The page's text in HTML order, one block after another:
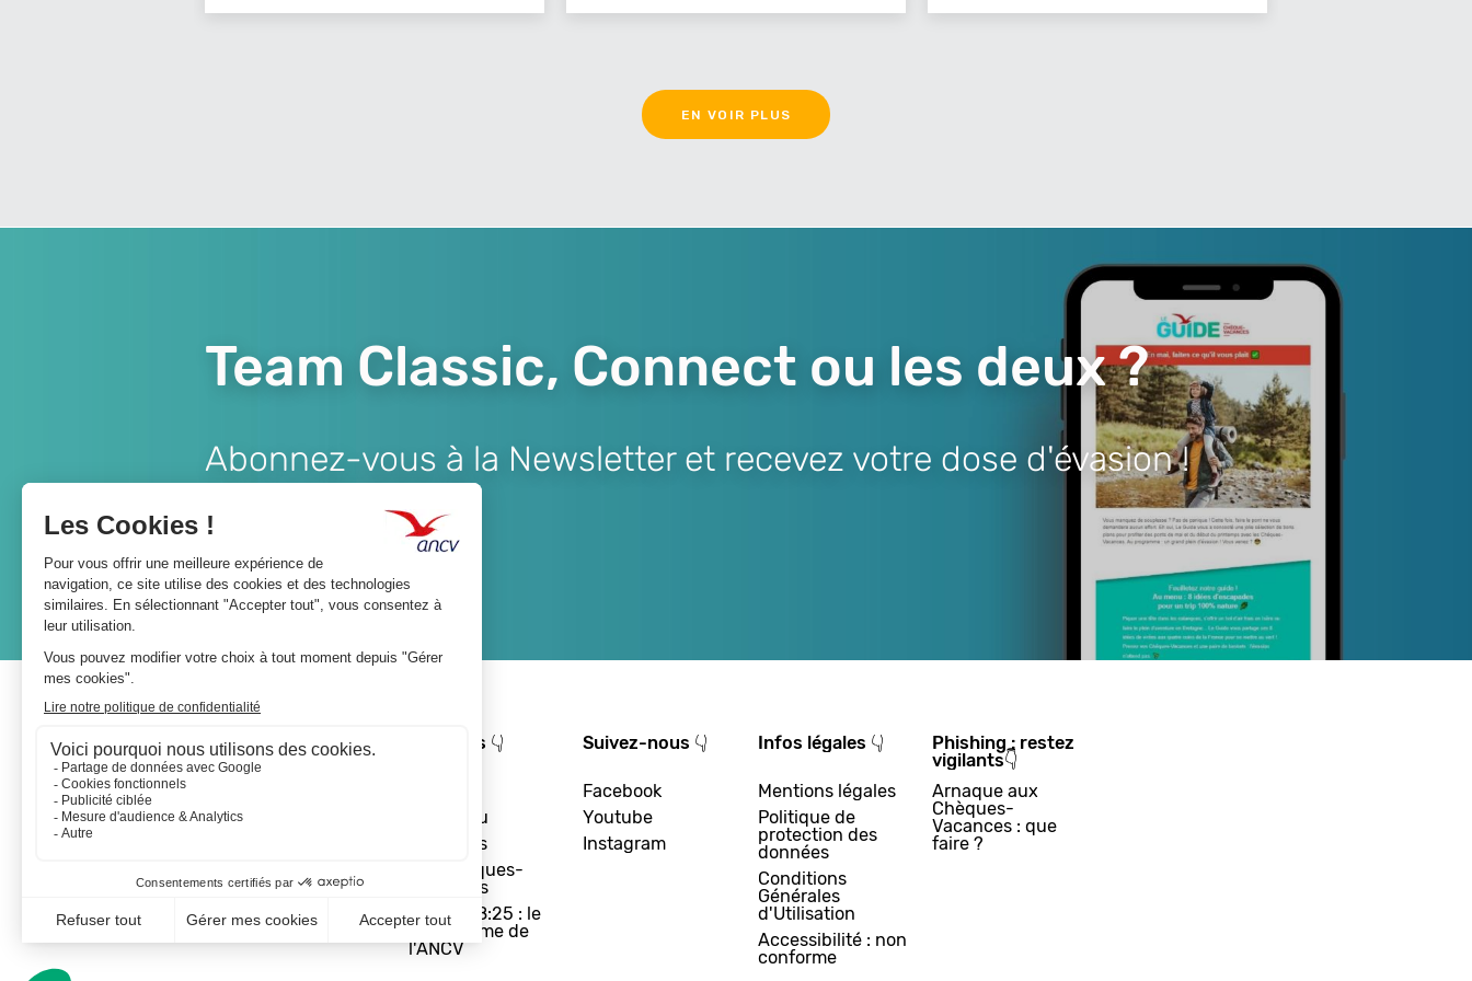
EN VOIR PLUS
Team Classic, Connect ou les deux ?
Abonnez-vous à la Newsletter et recevez votre dose d'évasion !
A propos 👇
Le réseau
Les actus
Les Chèques-
Vacances
Départ 18:25 : le
programme de
l'ANCV
Suivez-nous 👇
Facebook
Youtube
Instagram
Infos légales 👇
Mentions légales
Politique de
protection des
données
Conditions
Générales
d'Utilisation
Accessibilité : non
conforme
Phishing : restez
vigilants👇
Arnaque aux
Chèques-
Vacances : que
faire ?